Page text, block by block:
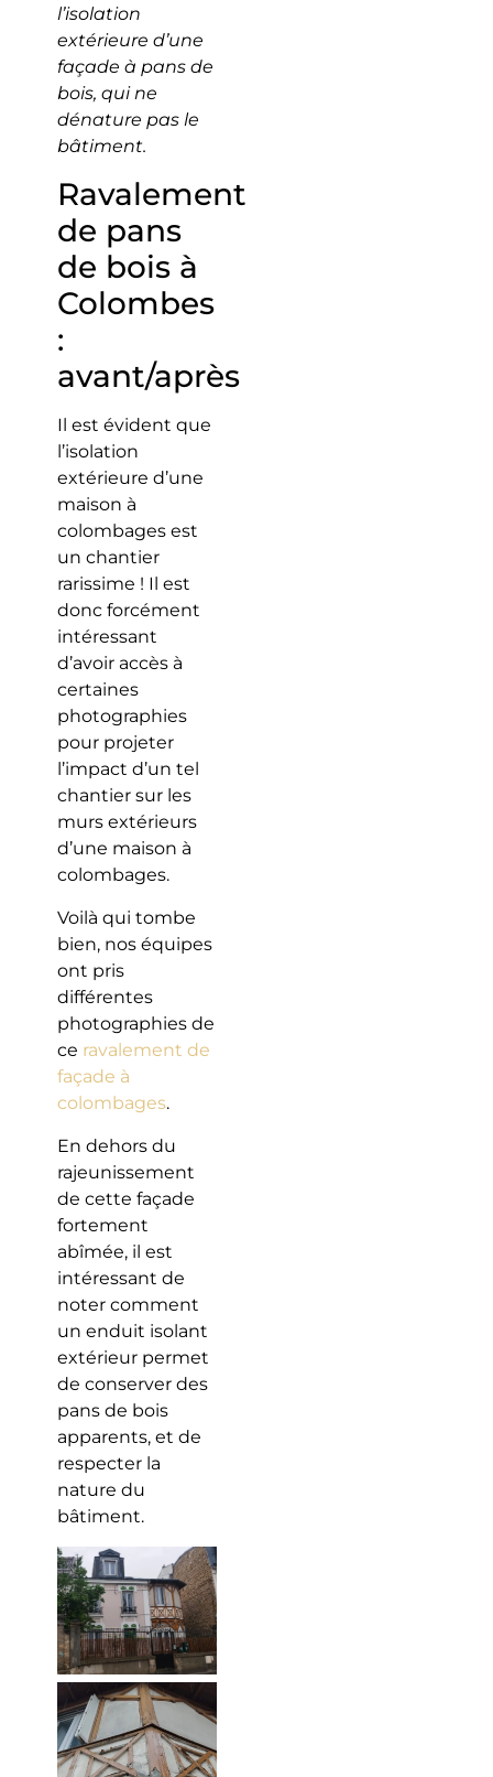
l’isolation
extérieure d’une
façade à pans de
bois, qui ne
dénature pas le
bâtiment.
Ravalement
de pans
de bois à
Colombes
:
avant/après
Il est évident que
l’isolation
extérieure d’une
maison à
colombages est
un chantier
rarissime ! Il est
donc forcément
intéressant
d’avoir accès à
certaines
photographies
pour projeter
l’impact d’un tel
chantier sur les
murs extérieurs
d’une maison à
colombages.
Voilà qui tombe
bien, nos équipes
ont pris
différentes
photographies de
ce ravalement de
façade à
colombages.
En dehors du
rajeunissement
de cette façade
fortement
abîmée, il est
intéressant de
noter comment
un enduit isolant
extérieur permet
de conserver des
pans de bois
apparents, et de
respecter la
nature du
bâtiment.